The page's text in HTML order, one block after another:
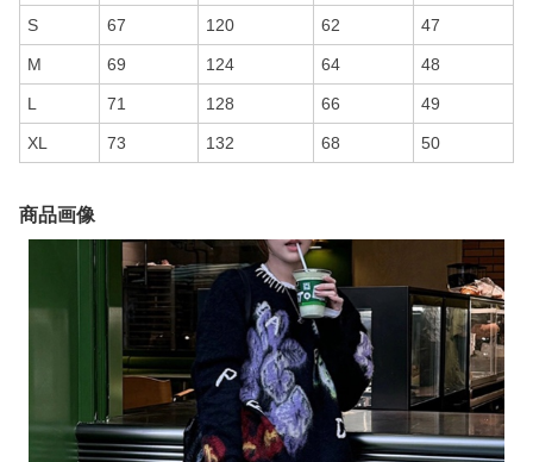
S 67 120 62 47
M 69 124 64 48
L 71 128 66 49
XL 73 132 68 50
商品画像